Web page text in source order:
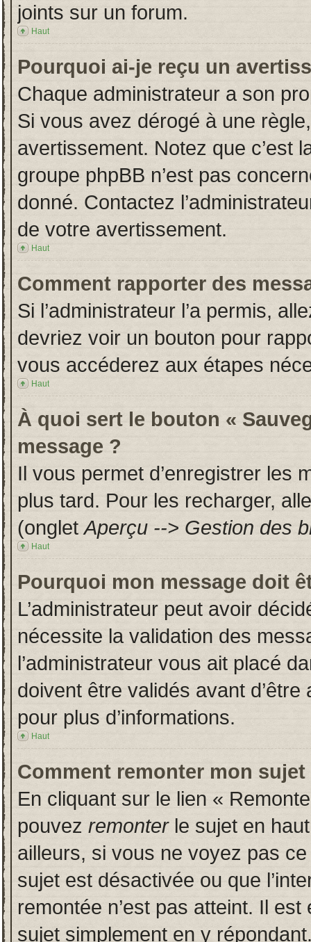
joints sur un forum.
Haut
Pourquoi ai-je reçu un
Chaque administrateur a son
Si vous avez dérogé à une
avertissement. Notez que c’est
groupe phpBB n’est pas
donné. Contactez
de votre avertissement.
Haut
Comment rapporter des
Si l’administrateur l’a permis,
devriez voir un bouton pour
vous accéderez aux étapes
Haut
À quoi sert le bouton «
message ?
Il vous permet d’enregistrer les
plus tard. Pour les recharger,
(ongletAperçu --> Gestion des
Haut
Pourquoi mon message doit
L’administrateur peut avoir
nécessite la validation des
l’administrateur vous ait placé
doivent être validés avant
pour plus d’informations.
Haut
Comment remonter mon sujet
En cliquant sur le lien «
pouvez remonterle sujet en
ailleurs, si vous ne voyez pas
sujet est désactivée ou que
remontée n’est pas atteint. Il
sujet simplement en y